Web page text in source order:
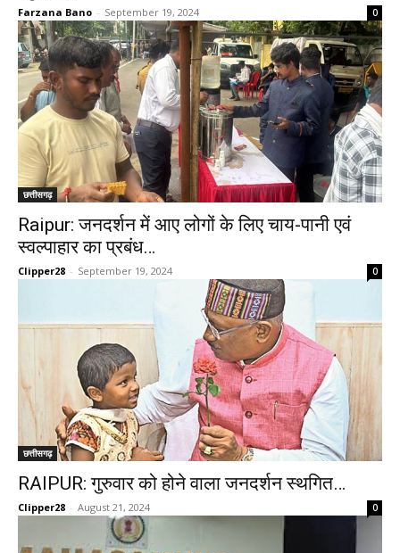
Farzana Bano - September 19, 2024 0
छत्तीसगढ़
Raipur: जनदर्शन में आए लोगों के लिए चाय-पानी एवं
स्वल्पाहार का प्रबंध…
Clipper28 - September 19, 2024 0
छत्तीसगढ़
RAIPUR: गुरुवार को होने वाला जनदर्शन स्थगित…
Clipper28 - August 21, 2024 0